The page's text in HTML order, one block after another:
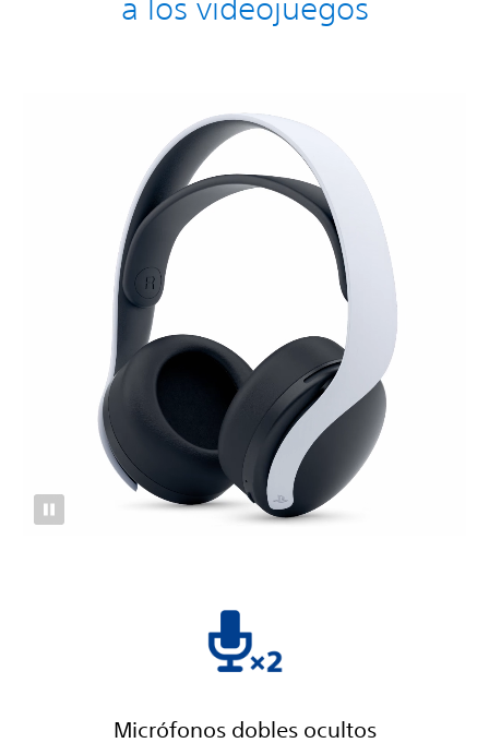
a los videojuegos
Micrófonos dobles ocultos